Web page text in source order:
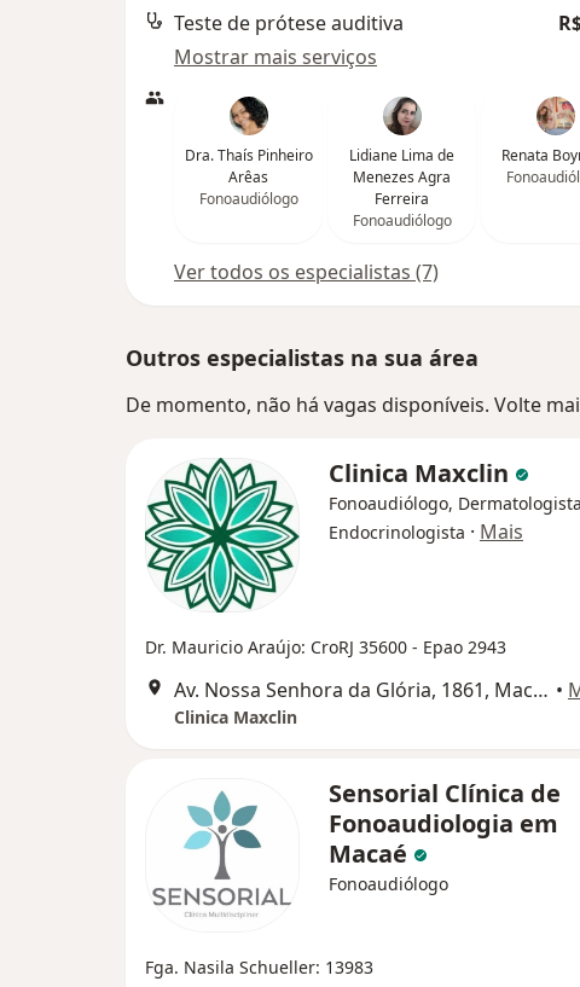
Teste de prótese auditiva
Mostrar mais serviços
Dra. Thaís Pinheiro
Arêas
Fonoaudiólogo
Lidiane Lima de
Menezes Agra
Ferreira
Fonoaudiólogo
Renata
Ver todos os especialistas (7)
Outros especialistas na sua área
De momento, não há vagas disponíveis. Volte
Clinica Maxclin
Fonoaudiólogo,
Endocrinologista · Mais
Dr. Mauricio Araújo: CroRJ 35600 - Epao 2943
Av. Nossa Senhora da Glória, 1861, Macaé •
Clinica Maxclin
Sensorial Clínica de
Fonoaudiologia em
Macaé
Fonoaudiólogo
Fga. Nasila Schueller: 13983